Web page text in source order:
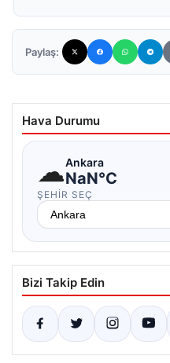
Paylaş:
Hava Durumu
☁Ankara
NaN°C
ŞEHIR SEÇ
Bizi Takip Edin